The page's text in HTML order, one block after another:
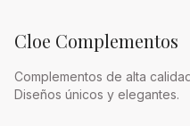
Cloe Complementos
Complementos de alta
Diseños únicos y elegantes.